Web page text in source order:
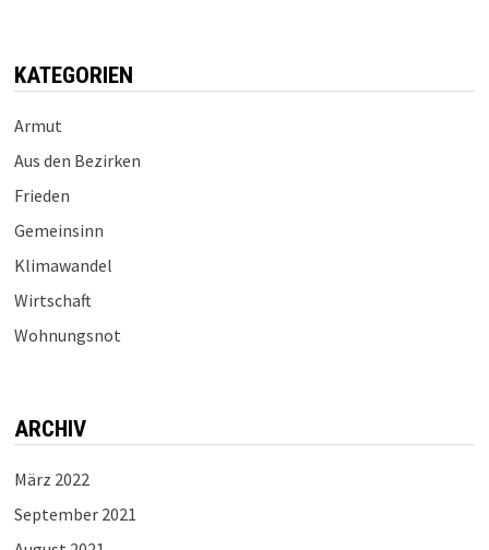
KATEGORIEN
Armut
Aus den Bezirken
Frieden
Gemeinsinn
Klimawandel
Wirtschaft
Wohnungsnot
ARCHIV
März 2022
September 2021